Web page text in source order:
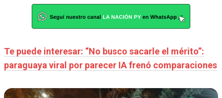
Te puede interesar: “No busco sacarle el mérito”:
paraguaya viral por parecer IA frenó comparaciones